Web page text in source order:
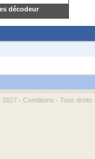
décodeur
2027 - Conditions - Tous droits